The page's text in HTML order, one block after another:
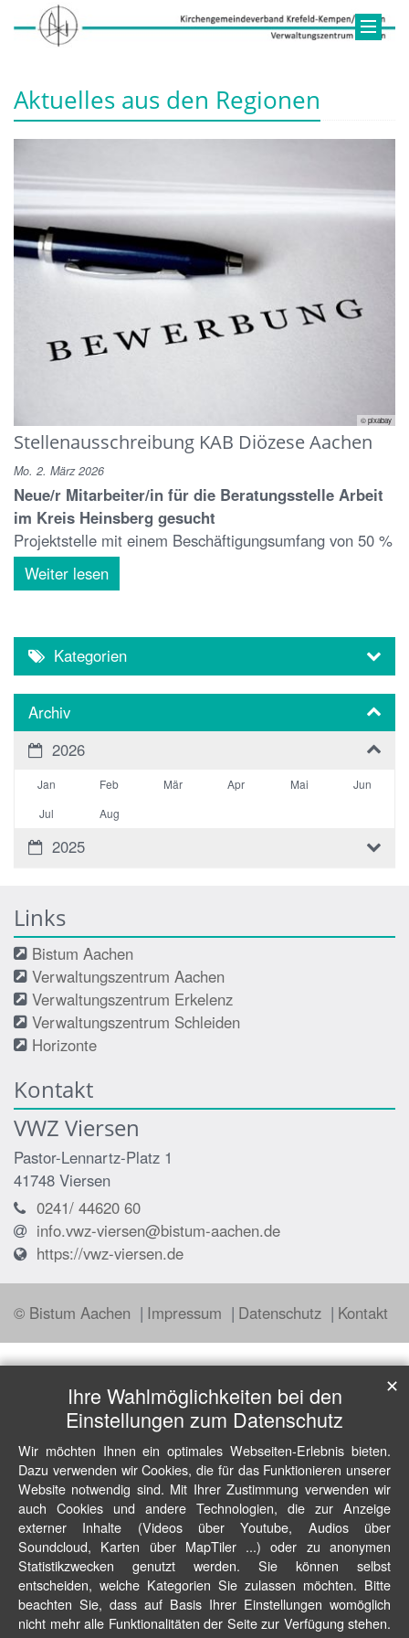
Aktuelles aus den Regionen
© pixabay
Stellenausschreibung KAB Diözese Aachen
Mo. 2. März 2026
Neue/r Mitarbeiter/in für die Beratungsstelle Arbeit
im Kreis Heinsberg gesucht
Projektstelle mit einem Beschäftigungsumfang von 50 %
Weiter lesen
Kategorien
Archiv
2026
Jan Feb Mär Apr Mai
Jun
Jul
Aug
2025
Links
Bistum Aachen
Verwaltungszentrum Aachen
Verwaltungszentrum Erkelenz
Verwaltungszentrum Schleiden
Horizonte
Kontakt
VWZ Viersen
Pastor-Lennartz-Platz 1
41748 Viersen
0241/ 44620 60
info.vwz-viersen@bistum-aachen.de
https://vwz-viersen.de
© Bistum Aachen Impressum Datenschutz Kontakt
Ihre Wahlmöglichkeiten bei den
Einstellungen zum Datenschutz
Wir möchten Ihnen ein optimales Webseiten-Erlebnis bieten.
Dazu verwenden wir Cookies, die für das Funktionieren unserer
Website notwendig sind. Mit Ihrer Zustimmung verwenden wir
auch Cookies und andere Technologien, die zur Anzeige
externer Inhalte (Videos über Youtube, Audios über
Soundcloud, Karten über MapTiler ...) oder zu anonymen
Statistikzwecken genutzt werden. Sie können selbst
entscheiden, welche Kategorien Sie zulassen möchten. Bitte
beachten Sie, dass auf Basis Ihrer Einstellungen womöglich
nicht mehr alle Funktionalitäten der Seite zur Verfügung stehen.
✕